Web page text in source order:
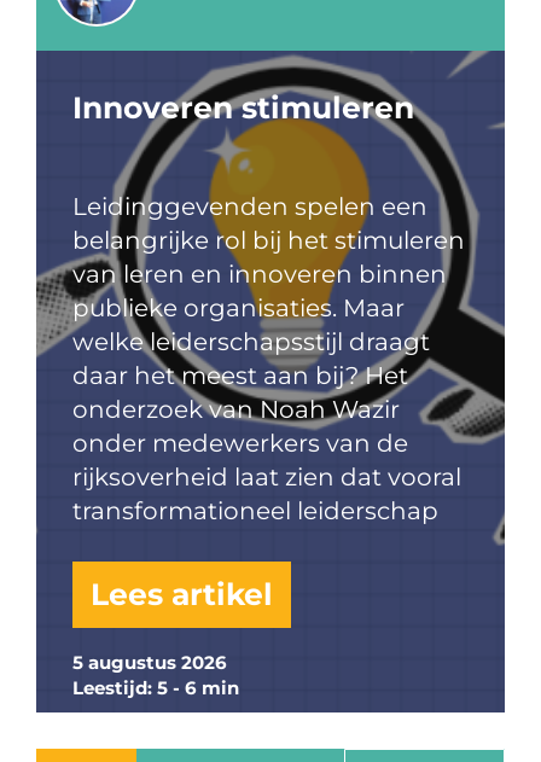
5 augustus 2026
Leestijd: 5 - 6 min
Innoveren stimuleren
Leidinggevenden spelen een
belangrijke rol bij het stimuleren
van leren en innoveren binnen
publieke organisaties. Maar
welke leiderschapsstijl draagt
daar het meest aan bij? Het
onderzoek van Noah Wazir
onder medewerkers van de
rijksoverheid laat zien dat vooral
transformationeel leiderschap
Lees artikel